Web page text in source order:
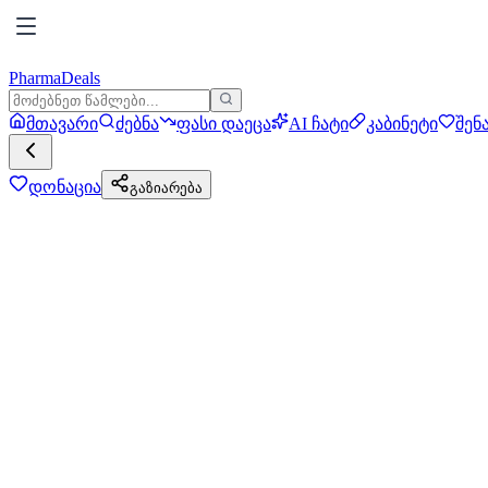
PharmaDeals
მთავარი ძებნა ფასი დაეცა AI ჩატი კაბინეტი
დონაცია გაზიარება